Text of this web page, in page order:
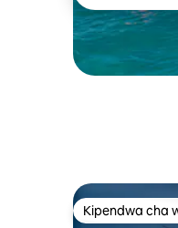
Kipendwa cha
Kipendwa cha